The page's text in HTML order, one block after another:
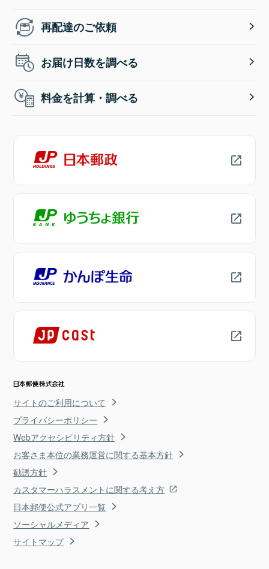
再配達のご依頼
お届け日数を調べる
料金を計算・調べる
サイトのご利用について
プライバシーポリシー
Webアクセシビリティ方針
お客さま本位の業務運営に関する基本方針
勧誘方針
カスタマーハラスメントに関する考え方
日本郵便公式アプリ一覧
ソーシャルメディア
サイトマップ